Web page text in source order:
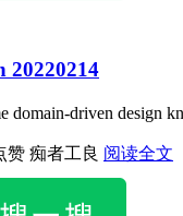
20220214
domain-driven design
赞 痴者工良 阅读全文